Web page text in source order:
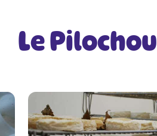
Le Pilochou